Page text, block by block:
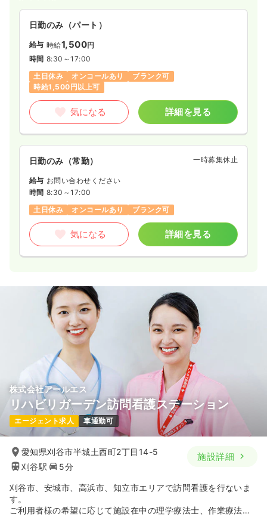
日勤のみ（パート）
給与 時給1,500円
時間 8:30～17:00
土日休み
オンコールあり
ブランク可
時給1,500円以上可
気になる 詳細を見る
日勤のみ（常勤） 一時募集休止
給与 お問い合わせください
時間 8:30～17:00
土日休み
オンコールあり ブランク可
気になる 詳細を見る
株式会社アールエス
リハビリガーデン訪問看護ステーション
エージェント求人 車通勤可
愛知県刈谷市半城土西町2丁目14-5
刈谷駅
5分
施設詳細
刈谷市、安城市、高浜市、知立市エリアで訪問看護を行ないま
す。
ご利用者様の希望に応じて施設在中の理学療法士、作業療法士